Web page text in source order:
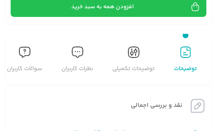
افزودن همه به سبد خرید
توضیحات توضیحات تکمیلی نظرات کاربران سوالات کاربران
نقد و بررسی اجمالی